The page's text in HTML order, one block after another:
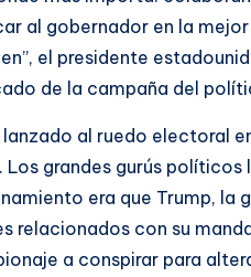
al gobernador en la
el presidente
de la campaña del
lanzado al ruedo electoral
grandes gurús
era que Trump, la
relacionados con su
a conspirar para